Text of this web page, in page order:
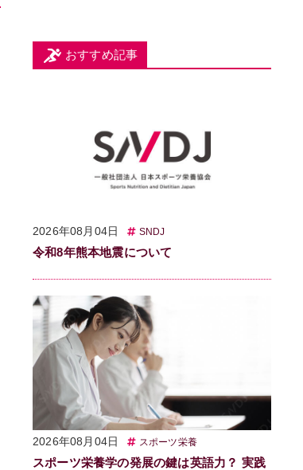
おすすめ記事
2026年08月04日 SNDJ
令和8年熊本地震について
2026年08月04日 スポーツ栄養
スポーツ栄養学の発展の鍵は英語力？ 実践